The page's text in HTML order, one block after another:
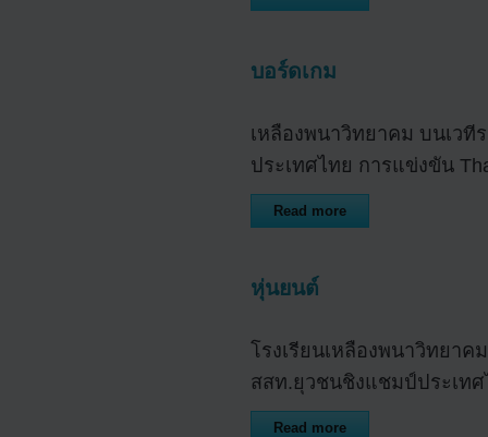
บอร์ดเกม
เหลืองพนาวิทยาคม บนเว
ประเทศไทย การแข่งขัน
Read more
หุ่นยนต์
โรงเรียนเหลืองพนาวิทยา
สสท.ยุวชนชิงแชมป์ประเทศ
Read more